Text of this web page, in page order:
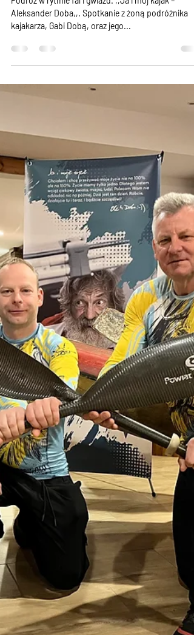
Podróż w rytmie fal i gwiazd. ,,Ja i mój kajak –
Aleksander Doba,,. Spotkanie z żoną podróżnika
kajakarza, Gabi Dobą, oraz jego...